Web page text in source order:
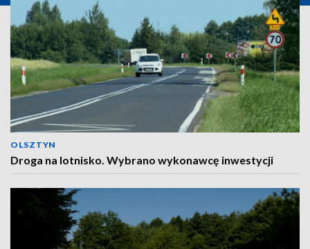
OLSZTYN
Droga na lotnisko. Wybrano wykonawcę inwestycji